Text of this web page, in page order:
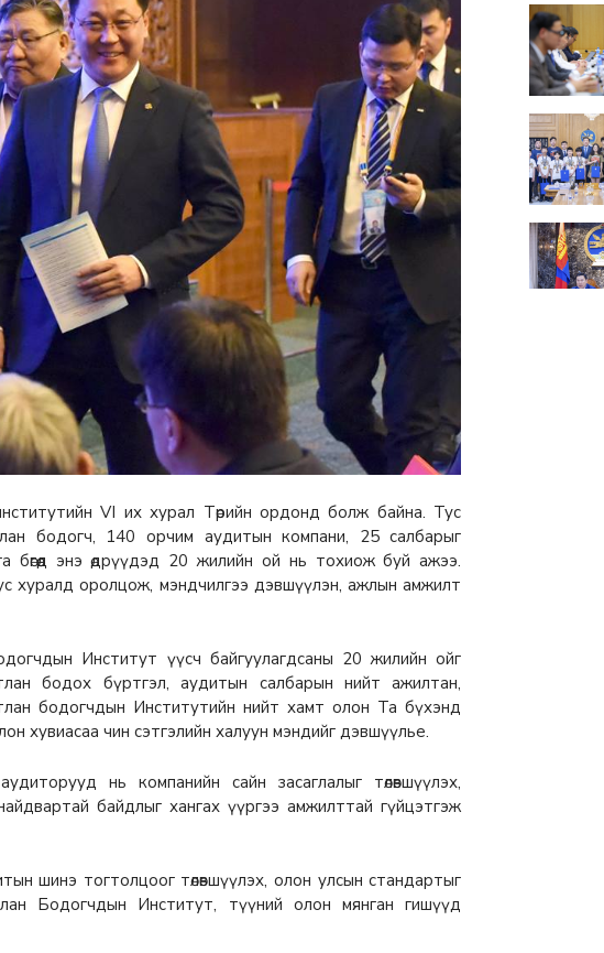
VI их хурал Төрийн ордонд болж байна. Тус
бодогч, 140 орчим аудитын компани, 25 салбарыг
бөгөөд энэ өдрүүдэд 20 жилийн ой нь тохиож буй ажээ.
хуралд оролцож, мэндчилгээ дэвшүүлэн, ажлын амжилт
Институт үүсч байгуулагдсаны 20 жилийн ойг
бодох бүртгэл, аудитын салбарын нийт ажилтан,
бодогчдын Институтийн нийт хамт олон Та бүхэнд
хувиасаа чин сэтгэлийн халуун мэндийг дэвшүүлье.
нь компанийн сайн засаглалыг төлөвшүүлэх,
байдлыг хангах үүргээ амжилттай гүйцэтгэж
шинэ тогтолцоог төлөвшүүлэх, олон улсын стандартыг
Бодогчдын Институт, түүний олон мянган гишүүд